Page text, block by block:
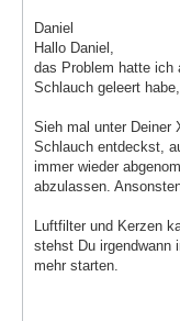
Daniel
Hallo Daniel,
das Problem hatte ich
Schlauch geleert
Sieh mal unter Deiner
Schlauch entdeckst,
immer wieder
abzulassen.
Luftfilter und Kerzen
stehst Du irgendwann
mehr starten.